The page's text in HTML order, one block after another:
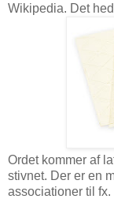
Wikipedia. Det
Ordet kommer af
stivnet. Der er en
associationer til